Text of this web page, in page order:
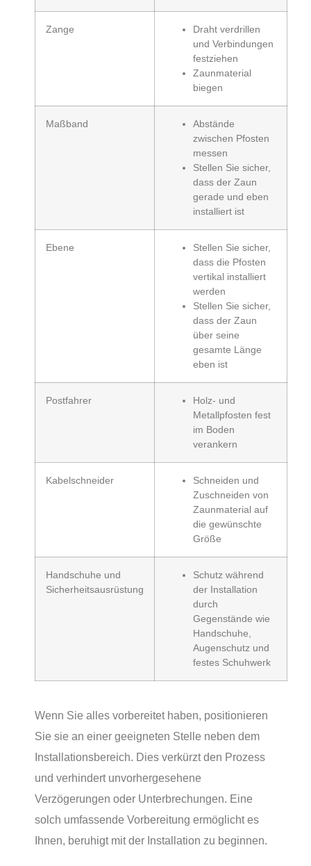
Zange
Draht verdrillen
und Verbindungen
festziehen
Zaunmaterial
biegen
Maßband
Abstände
zwischen Pfosten
messen
Stellen Sie sicher,
dass der Zaun
gerade und eben
installiert ist
Ebene
Stellen Sie sicher,
dass die Pfosten
vertikal installiert
werden
Stellen Sie sicher,
dass der Zaun
über seine
gesamte Länge
eben ist
Postfahrer
Holz- und
Metallpfosten fest
im Boden
verankern
Kabelschneider
Schneiden und
Zuschneiden von
Zaunmaterial auf
die gewünschte
Größe
Handschuhe und
Sicherheitsausrüstung
Schutz während
der Installation
durch
Gegenstände wie
Handschuhe,
Augenschutz und
festes Schuhwerk
Wenn Sie alles vorbereitet haben, positionieren
Sie sie an einer geeigneten Stelle neben dem
Installationsbereich. Dies verkürzt den Prozess
und verhindert unvorhergesehene
Verzögerungen oder Unterbrechungen. Eine
solch umfassende Vorbereitung ermöglicht es
Ihnen, beruhigt mit der Installation zu beginnen.